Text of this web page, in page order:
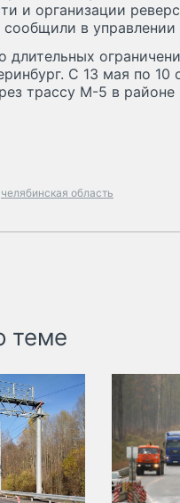
и организации
в управлении
длительных
С 13 мая по 10
трассу М-5 в
челябинская область
теме